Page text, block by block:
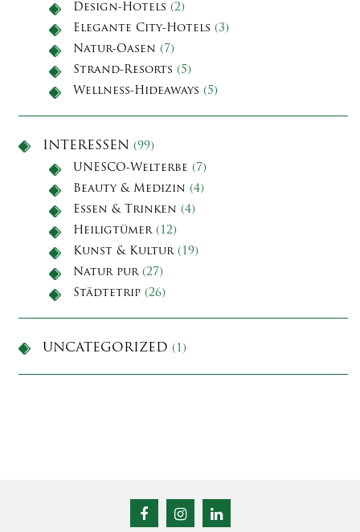
Design-Hotels (2)
Elegante City-Hotels (3)
Natur-Oasen (7)
Strand-Resorts (5)
Wellness-Hideaways (5)
INTERESSEN (99)
UNESCO-Welterbe (7)
Beauty & Medizin (4)
Essen & Trinken (4)
Heiligtümer(12)
Kunst & Kultur(19)
Natur pur(27)
Städtetrip (26)
UNCATEGORIZED (1)